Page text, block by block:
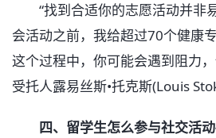
“找到合适你的志愿活动并非
会活动之前，我给超过70个健康
这个过程中，你可能会遇到阻力
受托人露易丝斯•托克斯(Louis
四、留学生怎么参与社交活